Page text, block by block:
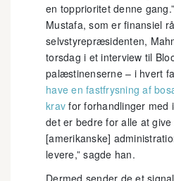
en topprioritet denne
Mustafa, som er finansiel
selvstyrepræsidenten,
torsdag i et interview til
palæstinenserne – i hvert
have en fastfrysning af
krav for forhandlinger med
det er bedre for alle at
[amerikanske]
levere,” sagde han.
Dermed sender de et